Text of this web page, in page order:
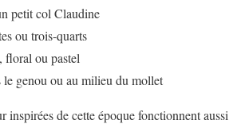
petit col Claudine
ou trois-quarts
floral ou pastel
le genou ou au milieu du mollet
inspirées de cette époque fonctionnent aussi